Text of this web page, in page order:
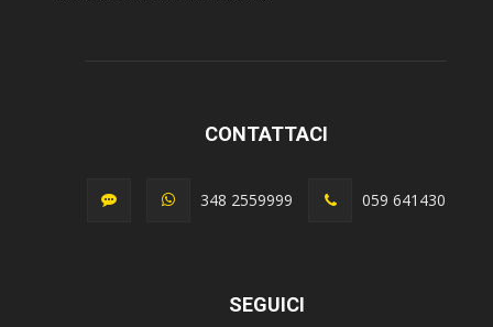
CONTATTACI
348 2559999 059 641430
SEGUICI